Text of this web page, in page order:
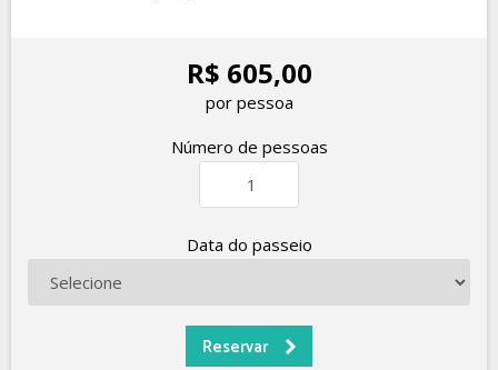
R$ 605,00
por pessoa
Número de pessoas
Data do passeio